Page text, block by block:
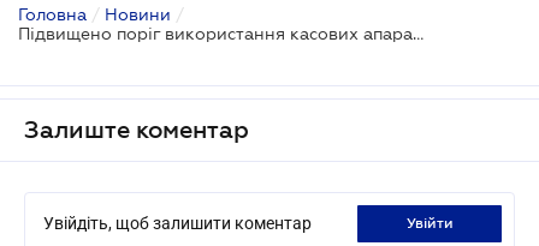
Головна / Новини /
Підвищено поріг використання касових апаратів, а також розширено перелік операцій з їх застосуванням
Залиште коментар
Увійдіть, щоб залишити коментар увійти